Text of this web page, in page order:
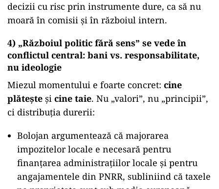
decizii cu risc prin instrumente dure, ca să nu
moară în comisii și în războiul intern.
4) „Războiul politic fără sens” se vede în
conflictul central: bani vs. responsabilitate,
nu ideologie
Miezul momentului e foarte concret: cine
plătește și cine taie. Nu „valori”, nu „principii”,
ci distribuția durerii:
Bolojan argumentează că majorarea
impozitelor locale e necesară pentru
finanțarea administrațiilor locale și pentru
angajamentele din PNRR, subliniind că taxele